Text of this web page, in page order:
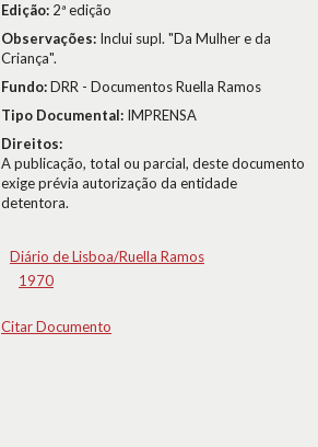
Edição: 2ª edição
Observações: Inclui supl. "Da Mulher e da
Criança".
Fundo:DRR - Documentos Ruella Ramos
Tipo Documental: IMPRENSA
Direitos:
A publicação, total ou parcial, deste documento
exige prévia autorização da entidade
detentora.
Diário de Lisboa/Ruella Ramos
1970
Citar Documento